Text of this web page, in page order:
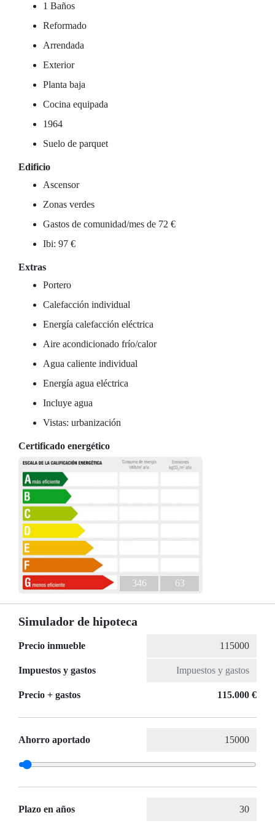
1 Baños
Reformado
Arrendada
Exterior
Planta baja
Cocina equipada
1964
Suelo de parquet
Edificio
Ascensor
Zonas verdes
Gastos de comunidad/mes de 72 €
Ibi: 97 €
Extras
Portero
Calefacción individual
Energía calefacción eléctrica
Aire acondicionado frío/calor
Agua caliente individual
Energía agua eléctrica
Incluye agua
Vistas: urbanización
Certificado energético
346 63
Simulador de hipoteca
Precio inmueble
Impuestos y gastos
Precio + gastos 115.000 €
Ahorro aportado
Plazo en años